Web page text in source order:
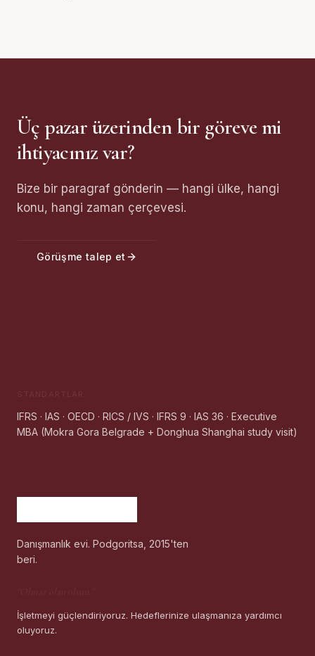
Üç pazar üzerinden bir göreve mi
ihtiyacınız var?
Bize bir paragraf gönderin — hangi ülke, hangi
konu, hangi zaman çerçevesi.
Görüşme talep et
STANDARTLAR
IFRS · IAS · OECD · RICS / IVS · IFRS 9 · IAS 36 · Executive
MBA (Mokra Gora Belgrade + Donghua Shanghai study visit)
Danışmanlık evi. Podgoritsa, 2015'ten
beri.
Olmaz olan olsun.
İşletmeyi güçlendiriyoruz. Hedeflerinize ulaşmanıza yardımcı
oluyoruz.